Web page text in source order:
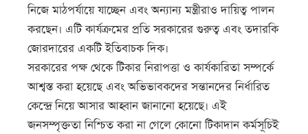
নিজে মাঠপর্যায়ে যাচ্ছেন এবং অন্যান্য মন্ত্রীরাও দায়িত্ব পালন
করছেন। এটি কার্যক্রমের প্রতি সরকারের গুরুত্ব এবং তদারকি
জোরদারের একটি ইতিবাচক দিক।
সরকারের পক্ষ থেকে টিকার নিরাপত্তা ও কার্যকারিতা সম্পর্কে
আশ্বস্ত করা হয়েছে এবং অভিভাবকদের সন্তানদের নির্ধারিত
কেন্দ্রে নিয়ে আসার আহ্বান জানানো হয়েছে। এই
জনসম্পৃক্ততা নিশ্চিত করা না গেলে কোনো টিকাদান কর্মসূচিই